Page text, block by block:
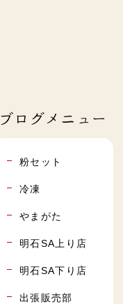
ブログメニュー
粉セット
冷凍
やまがた
明石SA上り店
明石SA下り店
出張販売部